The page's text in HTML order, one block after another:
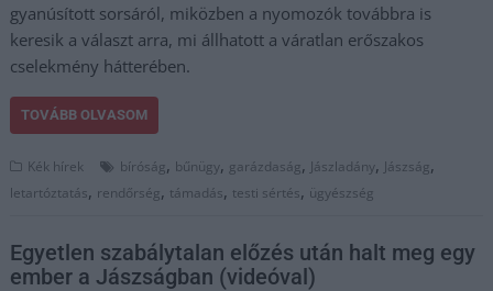
gyanúsított sorsáról, miközben a nyomozók továbbra is
keresik a választ arra, mi állhatott a váratlan erőszakos
cselekmény hátterében.
TOVÁBB OLVASOM
Kék hírek bíróság, bűnügy, garázdaság, Jászladány, Jászság,
letartóztatás, rendőrség, támadás, testi sértés, ügyészség
Egyetlen szabálytalan előzés után halt meg egy
ember a Jászságban (videóval)